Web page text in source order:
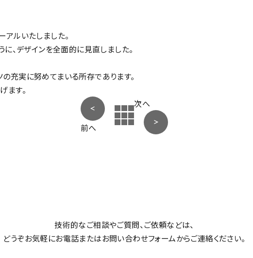
アルいたしました。
に、デザインを全面的に見直しました。
充実に努めてまいる所存であります。
ます。
前へ
次へ
技術的なご相談やご質問、ご依頼などは、
どうぞお気軽にお電話またはお問い合わせフォームからご連絡ください。